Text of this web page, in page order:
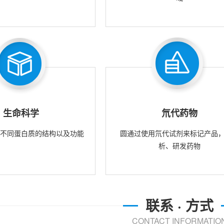
生命科学
同蛋白质的结构以及功能
氘代药物
圆通过使用氘代试剂来标记产品
析、研发药物
联系 · 方式
CONTACT